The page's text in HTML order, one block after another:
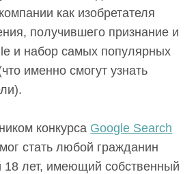
как изобретателя
получившего признание и
и набор самых популярных
именно смогут узнать
конкурса Google Search
мог стать любой гражданин
лет, имеющий собственный